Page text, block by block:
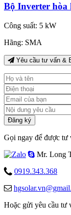
Bộ Inverter hòa
Công suất: 5 kW
Hãng: SMA
Yêu cầu tư vấn &
Đăng ký
Gọi ngay để được tư
Mr. Long
0919.343.368
Hoặc gửi yêu cầu tư